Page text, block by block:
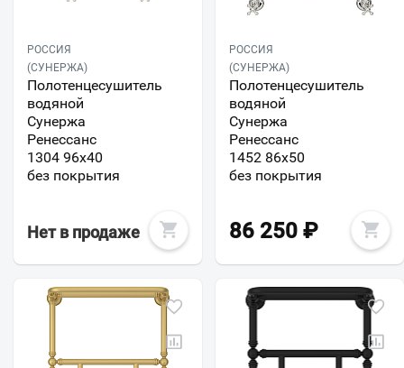
РОССИЯ
(СУНЕРЖА)
Полотенцесушитель
водяной
Сунержа
Ренессанс
1304 96х40
без покрытия
Нет в продаже
РОССИЯ
(СУНЕРЖА)
Полотенцесушитель
водяной
Сунержа
Ренессанс
1452 86x50
без покрытия
86 250 ₽